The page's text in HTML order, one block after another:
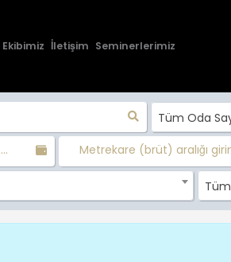
Ekibimiz İletişim Seminerlerimiz
Tüm Oda
Metrekare (brüt) aralığı